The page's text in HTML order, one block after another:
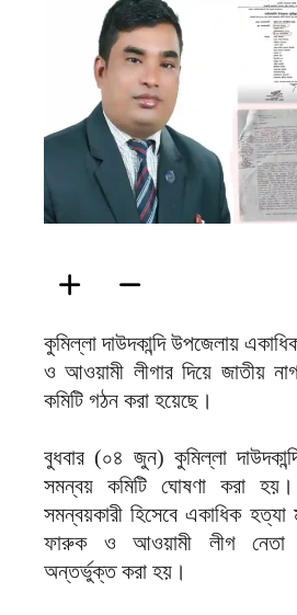
ফিরদাউস
কুমিল্লা দাউদকান্দি উপজেলায়
ও আওয়ামী লীগার দিয়ে জাতীয়
কমিটি গঠন করা হয়েছে।
বুধবার (০৪ জুন) কুমিল্লা
সমন্বয় কমিটি ঘোষণা করা
সমন্বয়কারী হিসেবে একাধিক হত্যা
ফারুক ও আওয়ামী লীগ নেতা
অন্তর্ভুক্ত করা হয়।